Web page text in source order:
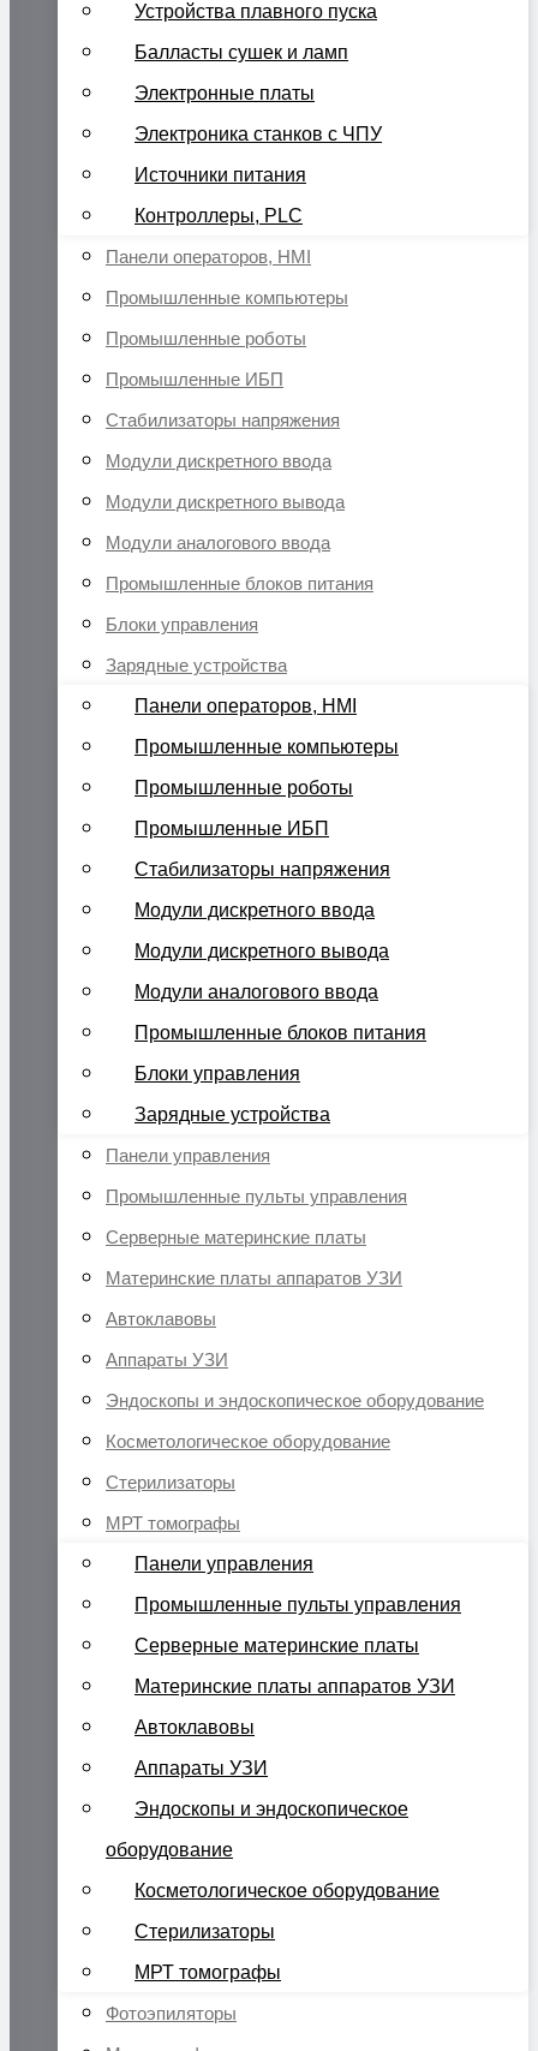
Устройства плавного пуска
Балласты сушек и ламп
Электронные платы
Электроника станков с ЧПУ
Источники питания
Контроллеры, PLC
Панели операторов, HMI
Промышленные компьютеры
Промышленные роботы
Промышленные ИБП
Стабилизаторы напряжения
Модули дискретного ввода
Модули дискретного вывода
Модули аналогового ввода
Промышленные блоков питания
Блоки управления
Зарядные устройства
Панели операторов, HMI
Промышленные компьютеры
Промышленные роботы
Промышленные ИБП
Стабилизаторы напряжения
Модули дискретного ввода
Модули дискретного вывода
Модули аналогового ввода
Промышленные блоков питания
Блоки управления
Зарядные устройства
Панели управления
Промышленные пульты управления
Серверные материнские платы
Материнские платы аппаратов УЗИ
Автоклавовы
Аппараты УЗИ
Эндоскопы и эндоскопическое оборудование
Косметологическое оборудование
Стерилизаторы
МРТ томографы
Панели управления
Промышленные пульты управления
Серверные материнские платы
Материнские платы аппаратов УЗИ
Автоклавовы
Аппараты УЗИ
Эндоскопы и эндоскопическое
оборудование
Косметологическое оборудование
Стерилизаторы
МРТ томографы
Фотоэпиляторы